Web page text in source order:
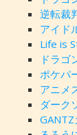
逆転裁
アイド
Life is
ドラゴ
ポケパ
アニメ
ダーク
GANTZ